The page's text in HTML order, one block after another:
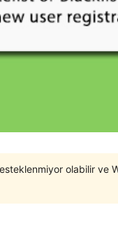
olabilir